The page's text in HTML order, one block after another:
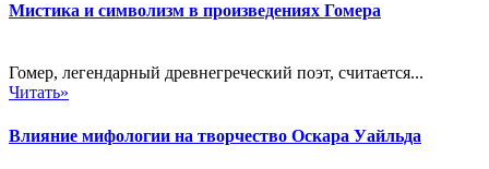
Мистика и символизм в произведениях Гомера
Гомер, легендарный древнегреческий поэт, считается...
Читать»
Влияние мифологии на творчество Оскара Уайльда